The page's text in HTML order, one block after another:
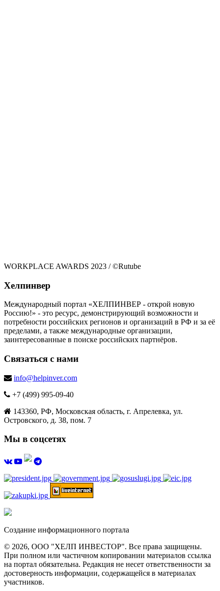
WORKPLACE AWARDS 2023 / ©Rutube
Хелпинвер
Международный портал «ХЕЛПИНВЕР - открой новую
Россию!» - это ресурс, демонстрирующий возможности и
потребности российских регионов и организаций в РФ и за её
пределами, а также международные организации,
заинтересованные в поиске российских партнёров.
Связаться с нами
info@helpinver.com
+7 (499) 995-09-40
143360, РФ, Московская область, г. Апрелевка, ул.
Островского, д. 38, пом. 7
Мы в соцсетях
Создание информационного портала
© 2026, ООО "ХЕЛП ИНВЕСТОР". Все права защищены.
При полном или частичном копировании материалов ссылка
на портал обязательна. Редакция не несет ответственности за
достоверность информации, содержащейся в материалах
участников.